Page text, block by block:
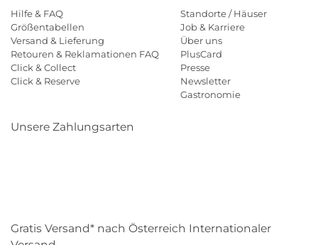
Hilfe & FAQ
Größentabellen
Versand & Lieferung
Retouren & Reklamationen FAQ
Click & Collect
Click & Reserve
Standorte / Häuser
Job & Karriere
Über uns
PlusCard
Presse
Newsletter
Gastronomie
Unsere Zahlungsarten
Gratis Versand* nach Österreich Internationaler